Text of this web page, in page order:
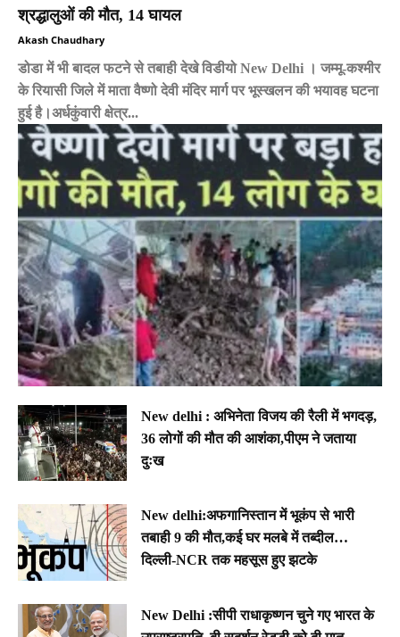
श्रद्धालुओं की मौत, 14 घायल
Akash Chaudhary
डोडा में भी बादल फटने से तबाही देखे विडीयो New Delhi । जम्मू-कश्मीर
के रियासी जिले में माता वैष्णो देवी मंदिर मार्ग पर भूस्खलन की भयावह घटना
हुई है।अर्धकुंवारी क्षेत्र...
New delhi : अभिनेता विजय की रैली में भगदड़,
36 लोगों की मौत की आशंका,पीएम ने जताया
दुःख
New delhi:अफगानिस्तान में भूकंप से भारी
तबाही 9 की मौत,कई घर मलबे में तब्दील…
दिल्ली-NCR तक महसूस हुए झटके
New Delhi :सीपी राधाकृष्णन चुने गए भारत के